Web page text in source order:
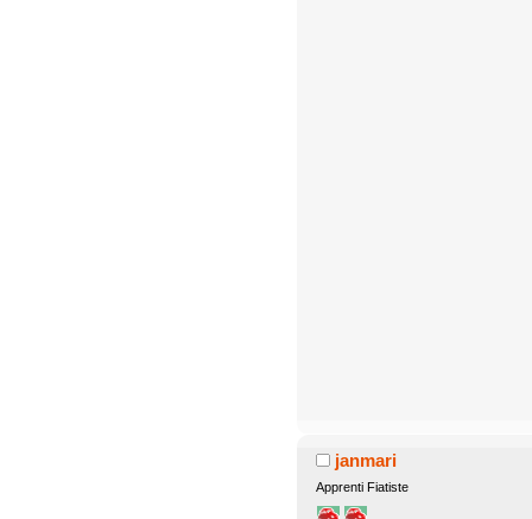
janmari
Apprenti Fiatiste